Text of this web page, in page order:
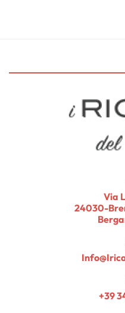
Via
24030-
+39